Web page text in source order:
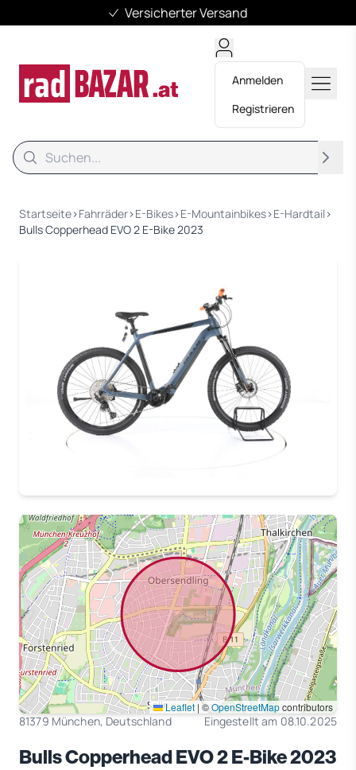
Versicherter Versand
Anmelden
Registrieren
Suche
Startseite›Fahrräder›E-Bikes›E-Mountainbikes›E-Hardtail ›
Bulls Copperhead EVO 2 E-Bike 2023
Leaflet |©OpenStreetMapcontributors
81379 München, Deutschland Eingestellt am 08.10.2025
Bulls Copperhead EVO 2 E-Bike 2023